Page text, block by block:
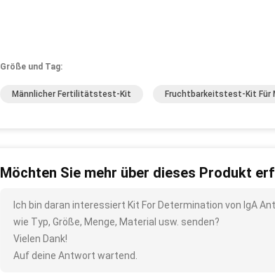
Größe und Tag:
Männlicher Fertilitätstest-Kit Fruchtbarkeitstest-Kit Für
Möchten Sie mehr über dieses Produkt
Ich bin daran interessiert Kit For Determination von IgA
wie Typ, Größe, Menge, Material usw. senden?
Vielen Dank!
Auf deine Antwort wartend.